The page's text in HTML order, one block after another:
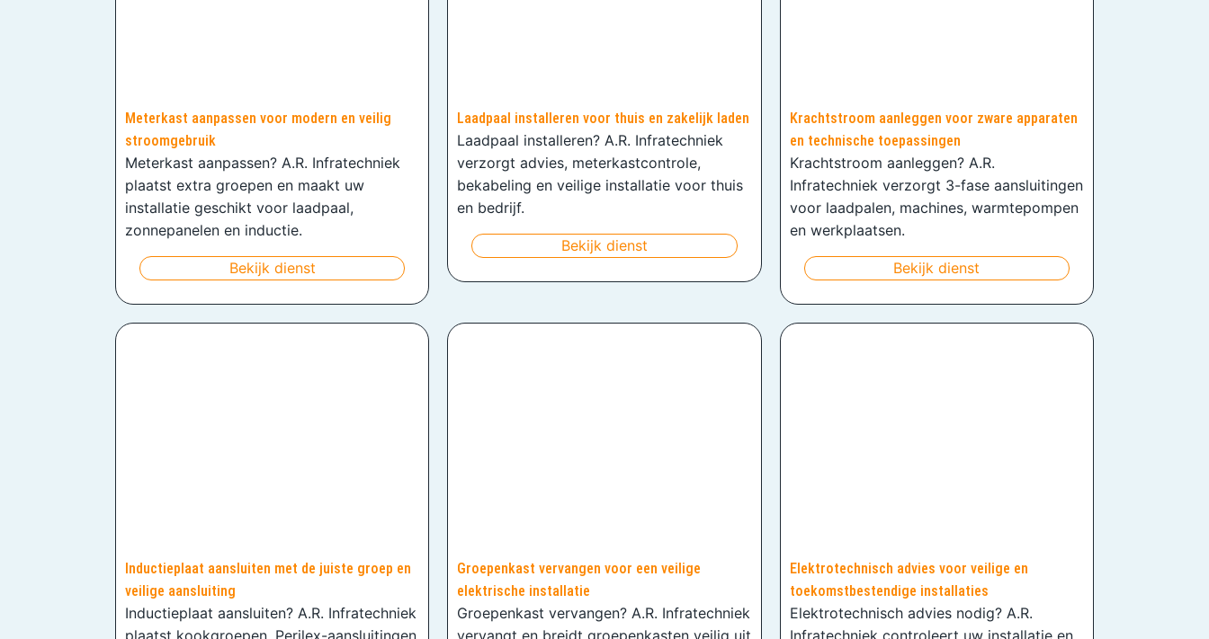
Meterkast aanpassen voor modern en veilig
stroomgebruik
Meterkast aanpassen? A.R. Infratechniek
plaatst extra groepen en maakt uw
installatie geschikt voor laadpaal,
zonnepanelen en inductie.
Bekijk dienst
Laadpaal installeren voor thuis en zakelijk laden
Laadpaal installeren? A.R. Infratechniek
verzorgt advies, meterkastcontrole,
bekabeling en veilige installatie voor thuis
en bedrijf.
Bekijk dienst
Krachtstroom aanleggen voor zware apparaten
en technische toepassingen
Krachtstroom aanleggen? A.R.
Infratechniek verzorgt 3-fase aansluitingen
voor laadpalen, machines, warmtepompen
en werkplaatsen.
Bekijk dienst
Inductieplaat aansluiten met de juiste groep en
veilige aansluiting
Inductieplaat aansluiten? A.R. Infratechniek
Groepenkast vervangen voor een veilige
elektrische installatie
Groepenkast vervangen? A.R. Infratechniek
Elektrotechnisch advies voor veilige en
toekomstbestendige installaties
Elektrotechnisch advies nodig? A.R.